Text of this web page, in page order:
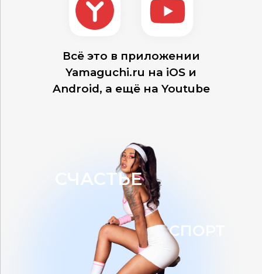
Всё это в приложении
Yamaguchi.ru на iOS и
Android, а ещё на Youtube
СЧАСТЬЕ
СПОРТ